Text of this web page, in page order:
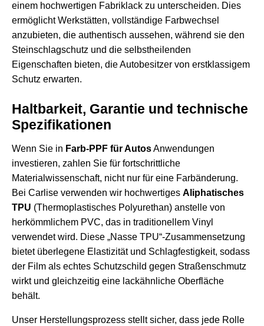
einem hochwertigen Fabriklack zu unterscheiden. Dies
ermöglicht Werkstätten, vollständige Farbwechsel
anzubieten, die authentisch aussehen, während sie den
Steinschlagschutz und die selbstheilenden
Eigenschaften bieten, die Autobesitzer von erstklassigem
Schutz erwarten.
Haltbarkeit, Garantie und technische
Spezifikationen
Wenn Sie in Farb-PPF für AutosAnwendungen
investieren, zahlen Sie für fortschrittliche
Materialwissenschaft, nicht nur für eine Farbänderung.
Bei Carlise verwenden wir hochwertiges Aliphatisches
TPU (Thermoplastisches Polyurethan) anstelle von
herkömmlichem PVC, das in traditionellem Vinyl
verwendet wird. Diese „Nasse TPU“-Zusammensetzung
bietet überlegene Elastizität und Schlagfestigkeit, sodass
der Film als echtes Schutzschild gegen Straßenschmutz
wirkt und gleichzeitig eine lackähnliche Oberfläche
behält.
Unser Herstellungsprozess stellt sicher, dass jede Rolle